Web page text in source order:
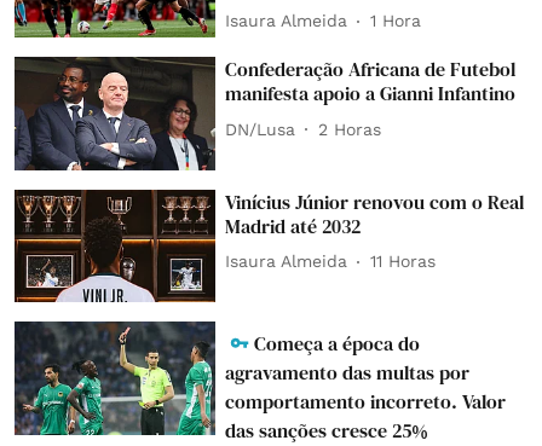
Isaura Almeida 1 Hora
Confederação Africana de Futebol
manifesta apoio a Gianni Infantino
DN/Lusa 2 Horas
Vinícius Júnior renovou com o Real
Madrid até 2032
Isaura Almeida 11 Horas
Começa a época do
agravamento das multas por
comportamento incorreto. Valor
das sanções cresce 25%